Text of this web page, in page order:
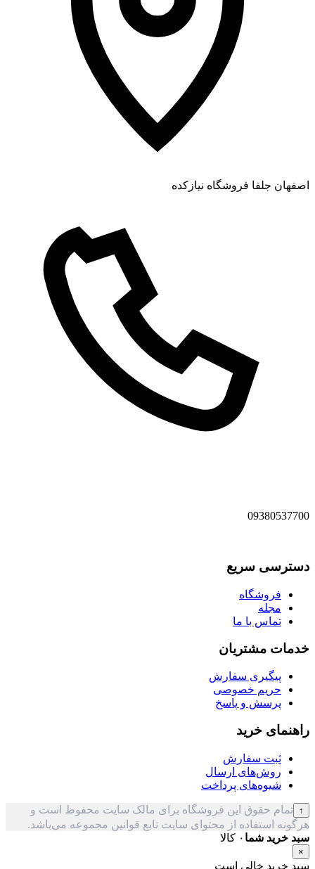
اصفهان جلفا فروشگاه نیازکده
09380537700
دسترسی سریع
فروشگاه
مجله
تماس با ما
خدمات مشتریان
پیگیری سفارش
حریم خصوصی
پرسش و پاسخ
راهنمای خرید
ثبت سفارش
روش‌های ارسال
شیوه‌های پرداخت
↑ تمام حقوق این فروشگاه برای مالک سایت محفوظ است و
هرگونه استفاده از محتوای سایت تابع قوانین مجموعه می‌باشد.
سبد خرید شما ۰ کالا
×
سبد خرید خالی است